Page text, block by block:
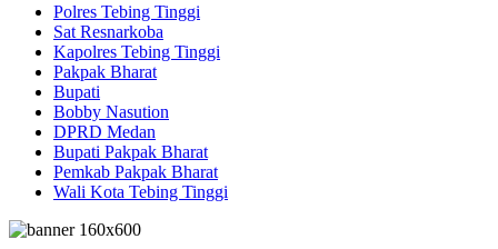
Polres Tebing Tinggi
Sat Resnarkoba
Kapolres Tebing Tinggi
Pakpak Bharat
Bupati
Bobby Nasution
DPRD Medan
Bupati Pakpak Bharat
Pemkab Pakpak Bharat
Wali Kota Tebing Tinggi